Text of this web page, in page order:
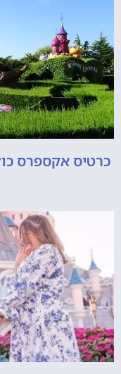
כרטיס אקספרס